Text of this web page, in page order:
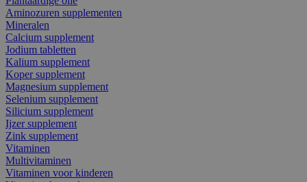
Aminozuren supplementen
Mineralen
Calcium supplement
Jodium tabletten
Kalium supplement
Koper supplement
Magnesium supplement
Selenium supplement
Silicium supplement
Ijzer supplement
Zink supplement
Vitaminen
Multivitaminen
Vitaminen voor kinderen